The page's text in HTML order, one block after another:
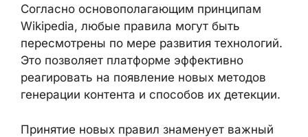
Согласно основополагающим принципам
Wikipedia, любые правила могут быть
пересмотрены по мере развития технологий.
Это позволяет платформе эффективно
реагировать на появление новых методов
генерации контента и способов их детекции.
Принятие новых правил знаменует важный